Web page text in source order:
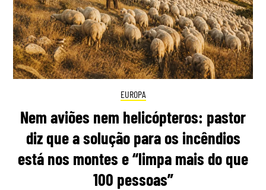
EUROPA
Nem aviões nem helicópteros: pastor
diz que a solução para os incêndios
está nos montes e “limpa mais do que
100 pessoas”